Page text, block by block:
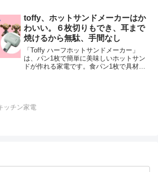
っと皆様もそんな悩みをお持ちでしょ
う。有名ブランドの5千円以read more
toffy、ホットサンドメーカーはか
わいい。６枚切りもでき、耳まで
焼けるから無駄、手間なし
「Toffy ハーフホットサンドメーカー」
は、パン1枚で簡単に美味しいホットサン
ドが作れる家電です。食パン1枚で具材を
メーカーの特徴と口コミ。メリットとデ
ッチン家電